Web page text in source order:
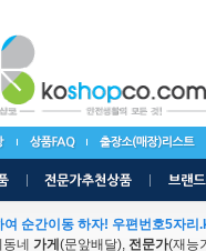
여 순간이동 하자! 우편번호5자
네 가게 (문앞배달), 전문가(재능